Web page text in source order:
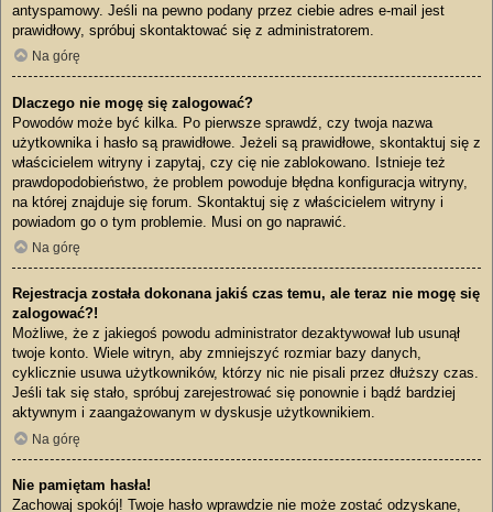
antyspamowy. Jeśli na pewno podany przez ciebie adres e-mail jest
prawidłowy, spróbuj skontaktować się z administratorem.
Na górę
Dlaczego nie mogę się zalogować?
Powodów może być kilka. Po pierwsze sprawdź, czy twoja nazwa
użytkownika i hasło są prawidłowe. Jeżeli są prawidłowe, skontaktuj się z
właścicielem witryny i zapytaj, czy cię nie zablokowano. Istnieje też
prawdopodobieństwo, że problem powoduje błędna konfiguracja witryny,
na której znajduje się forum. Skontaktuj się z właścicielem witryny i
powiadom go o tym problemie. Musi on go naprawić.
Na górę
Rejestracja została dokonana jakiś czas temu, ale teraz nie mogę się
zalogować?!
Możliwe, że z jakiegoś powodu administrator dezaktywował lub usunął
twoje konto. Wiele witryn, aby zmniejszyć rozmiar bazy danych,
cyklicznie usuwa użytkowników, którzy nic nie pisali przez dłuższy czas.
Jeśli tak się stało, spróbuj zarejestrować się ponownie i bądź bardziej
aktywnym i zaangażowanym w dyskusje użytkownikiem.
Na górę
Nie pamiętam hasła!
Zachowaj spokój! Twoje hasło wprawdzie nie może zostać odzyskane,